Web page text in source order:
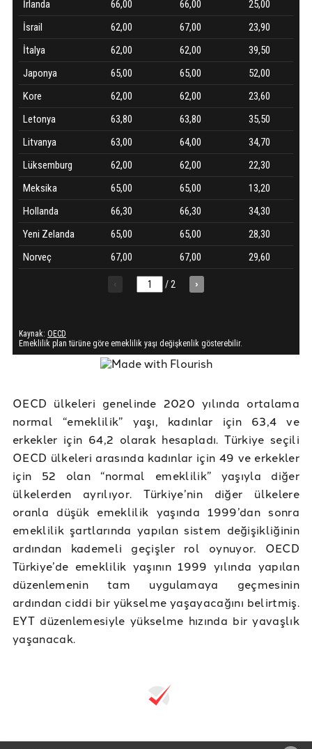
OECD ülkeleri genelinde 2020 yılında ortalama
normal “emeklilik” yaşı, kadınlar için 63,4 ve
erkekler için 64,2 olarak hesapladı. Türkiye seçili
OECD ülkeleri arasında kadınlar için 49 ve erkekler
için 52 olan “normal emeklilik” yaşıyla diğer
ülkelerden ayrılıyor. Türkiye’nin diğer ülkelere
oranla düşük emeklilik yaşında 1999’dan sonra
emeklilik şartlarında yapılan sistem değişikliğinin
ardından kademeli geçişler rol oynuyor. OECD
Türkiye’de emeklilik yaşının 1999 yılında yapılan
düzenlemenin tam uygulamaya geçmesinin
ardından ciddi bir yükselme yaşayacağını belirtmiş.
EYT düzenlemesiyle yükselme hızında bir yavaşlık
yaşanacak.